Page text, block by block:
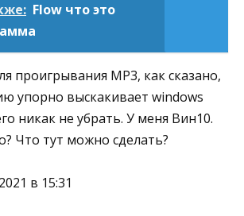
Flow что это
проигрывания МР3, как сказано,
упорно выскакивает windows
никак не убрать. У меня Вин10.
Что тут можно сделать?
в 15:31